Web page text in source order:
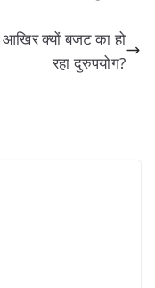
क्यों बजट का हो
रहा दुरुपयोग?